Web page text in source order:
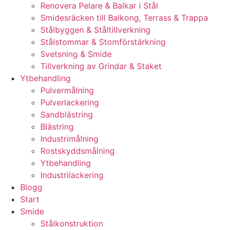
Renovera Pelare & Balkar i Stål
Smidesräcken till Balkong, Terrass & Trappa
Stålbyggen & Ståltillverkning
Stålstommar & Stomförstärkning
Svetsning & Smide
Tillverkning av Grindar & Staket
Ytbehandling
Pulvermålning
Pulverlackering
Sandblästring
Blästring
Industrimålning
Rostskyddsmålning
Ytbehandling
Industrilackering
Blogg
Start
Smide
Stålkonstruktion